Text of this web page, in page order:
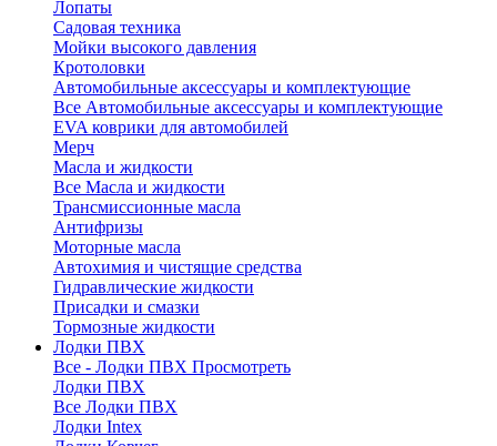
Лопаты
Садовая техника
Мойки высокого давления
Кротоловки
Автомобильные аксессуары и комплектующие
Все Автомобильные аксессуары и комплектующие
EVA коврики для автомобилей
Мерч
Масла и жидкости
Все Масла и жидкости
Трансмиссионные масла
Антифризы
Моторные масла
Автохимия и чистящие средства
Гидравлические жидкости
Присадки и смазки
Тормозные жидкости
Лодки ПВХ
Все - Лодки ПВХ Просмотреть
Лодки ПВХ
Все Лодки ПВХ
Лодки Intex